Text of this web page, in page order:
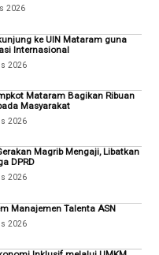
2026
ke UIN Mataram guna
Internasional
2026
Mataram Bagikan Ribuan
Masyarakat
2026
Magrib Mengaji, Libatkan
DPRD
2026
Manajemen Talenta ASN
2026